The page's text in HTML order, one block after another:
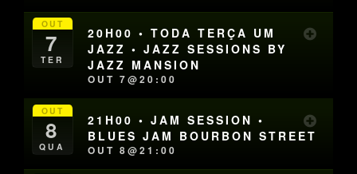
OUT
7
TER
20H00 • TODA TERÇA UM
JAZZ • JAZZ SESSIONS BY
JAZZ MANSION
OUT 7@20:00
OUT
8
QUA
21H00 • JAM SESSION •
BLUES JAM BOURBON STREET
OUT 8@21:00